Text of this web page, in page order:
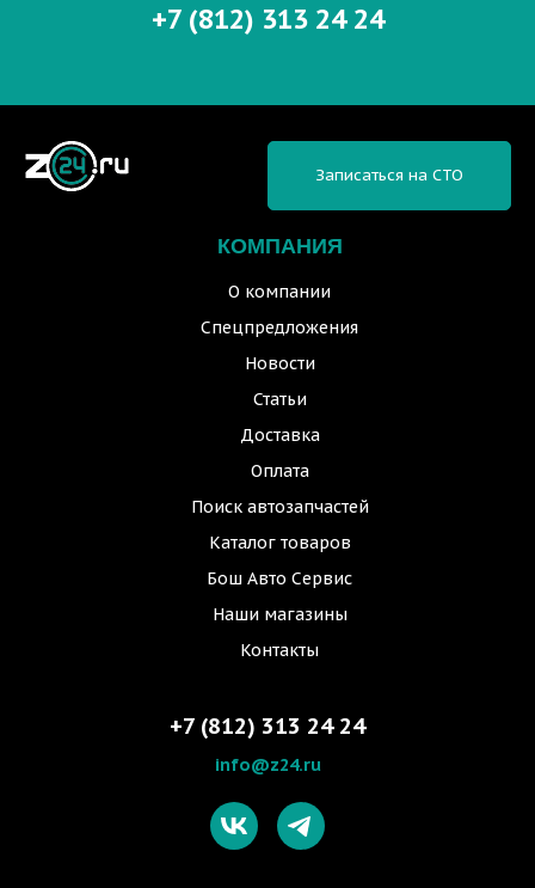
+7 (812) 313 24 24
КОМПАНИЯ
О компании
Спецпредложения
Новости
Статьи
Доставка
Оплата
Поиск автозапчастей
Каталог товаров
Бош Авто Сервис
Наши магазины
Контакты
Записаться на СТО
+7 (812) 313 24 24
info@z24.ru